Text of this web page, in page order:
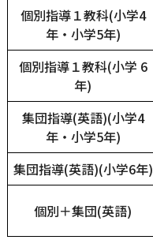
個別指導１教科(小学4
年・小学5年)
個別指導１教科(小学 6
年)
集団指導(英語)(小学4
年・小学5年)
集団指導(英語)(小学6年)
個別＋集団(英語)